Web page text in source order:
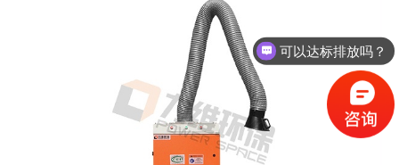
可以达标排放吗？